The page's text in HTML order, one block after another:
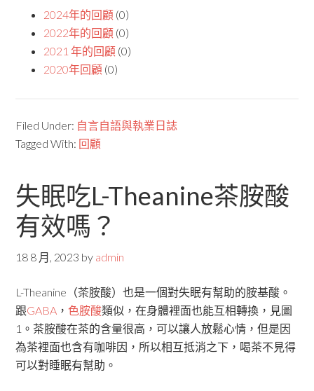
2024年的回顧 (0)
2022年的回顧 (0)
2021 年的回顧 (0)
2020年回顧 (0)
Filed Under: 自言自語與執業日誌
Tagged With: 回顧
失眠吃L-Theanine茶胺酸
有效嗎？
18 8 月, 2023 by admin
L-Theanine（茶胺酸）也是一個對失眠有幫助的胺基酸。
跟GABA ，色胺酸類似，在身體裡面也能互相轉換，見圖
1。茶胺酸在茶的含量很高，可以讓人放鬆心情，但是因
為茶裡面也含有咖啡因，所以相互抵消之下，喝茶不見得
可以對睡眠有幫助。